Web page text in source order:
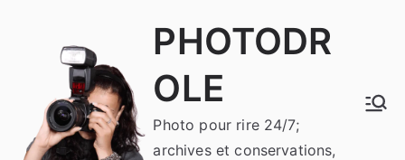
PHOTODR
OLE
Photo pour rire 24/7;
archives et conservations,